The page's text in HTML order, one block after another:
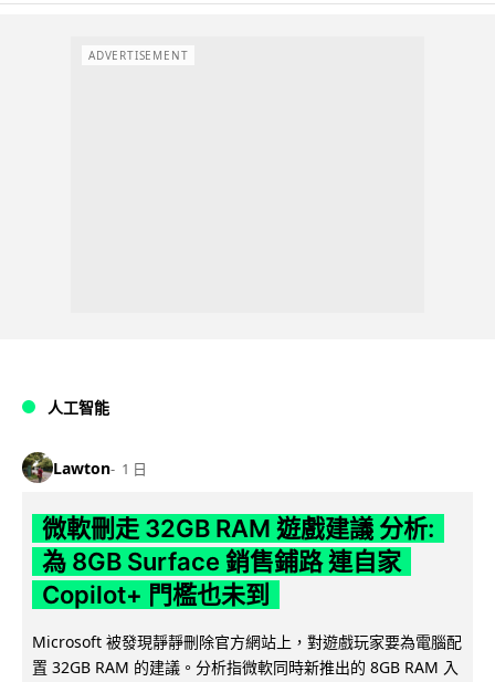
ADVERTISEMENT
人工智能
Lawton 1 日
微軟刪走 32GB RAM 遊戲建議 分析:
為 8GB Surface 銷售鋪路 連自家
Copilot+ 門檻也未到
Microsoft 被發現靜靜刪除官方網站上，對遊戲玩家要為電腦配
置 32GB RAM 的建議。分析指微軟同時新推出的 8GB RAM 入